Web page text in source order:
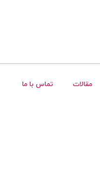
مقالات
تماس با ما